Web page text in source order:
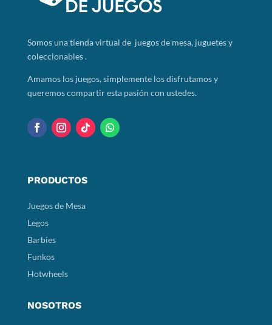
Somosuna tienda virtual de juegos de mesa, juguetes y
coleccionables .
Amamos los juegos, simplemente los disfrutamos y
queremos compartir esta pasión con ustedes.
PRODUCTOS
Juegos de Mesa
Legos
Barbies
Funkos
Hotwheels
NOSOTROS